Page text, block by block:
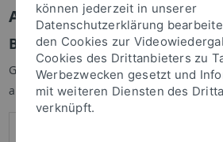
Anmelden
Benutzeranmeldung
Geben Sie Ihren Benutzernamen und
anzumelden:
können jederzeit in unserer
Datenschutzerklärung
den Cookies zur
Cookies des Drittanbieters zu
Werbezwecken gesetzt und
mit weiteren Diensten des
verknüpft.